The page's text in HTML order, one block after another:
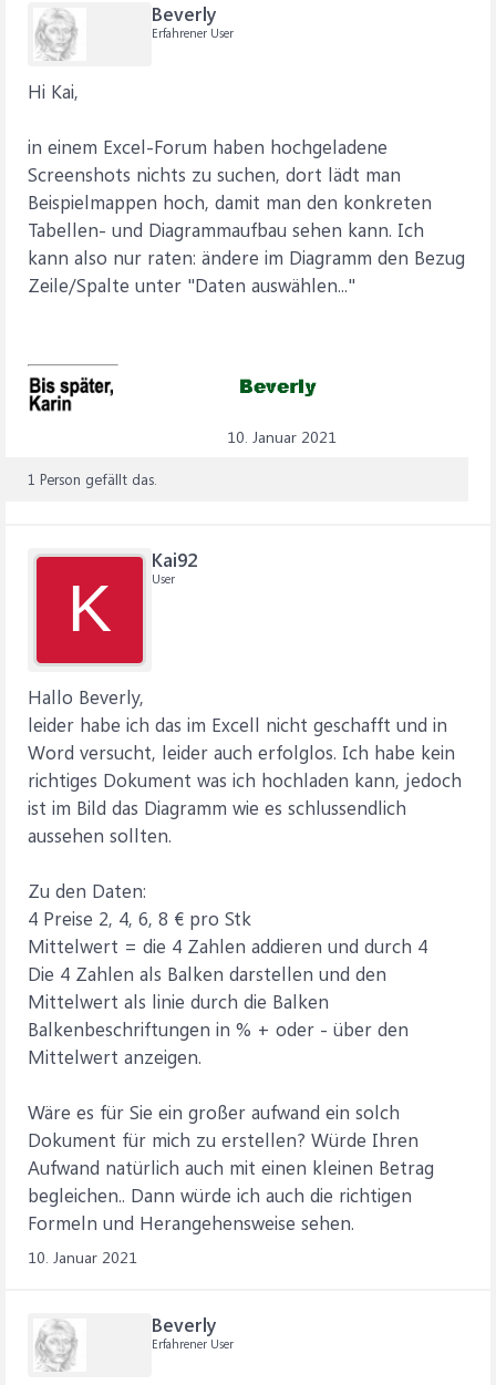
Beverly
Erfahrener User
Hi Kai,
in einem Excel-Forum haben hochgeladene
Screenshots nichts zu suchen, dort lädt man
Beispielmappen hoch, damit man den konkreten
Tabellen- und Diagrammaufbau sehen kann. Ich
kann also nur raten: ändere im Diagramm den Bezug
Zeile/Spalte unter "Daten auswählen..."
10. Januar 2021
1 Person gefällt das.
K
Kai92
User
Hallo Beverly,
leider habe ich das im Excell nicht geschafft und in
Word versucht, leider auch erfolglos. Ich habe kein
richtiges Dokument was ich hochladen kann, jedoch
ist im Bild das Diagramm wie es schlussendlich
aussehen sollten.
Zu den Daten:
4 Preise 2, 4, 6, 8 € pro Stk
Mittelwert = die 4 Zahlen addieren und durch 4
Die 4 Zahlen als Balken darstellen und den
Mittelwert als linie durch die Balken
Balkenbeschriftungen in % + oder - über den
Mittelwert anzeigen.
Wäre es für Sie ein großer aufwand ein solch
Dokument für mich zu erstellen? Würde Ihren
Aufwand natürlich auch mit einen kleinen Betrag
begleichen.. Dann würde ich auch die richtigen
Formeln und Herangehensweise sehen.
10. Januar 2021
Beverly
Erfahrener User